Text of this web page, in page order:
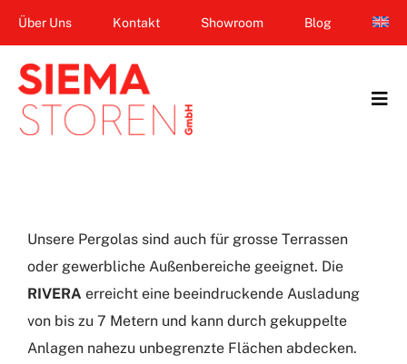
Zum
springen
Über Uns Kontakt Showroom Blog
Balkon & Loggia
Dienstleistungen
Unsere Pergolas sind auch für grosse Terrassen
oder gewerbliche Außenbereiche geeignet. Die
RIVERA erreicht eine beeindruckende Ausladung
von bis zu 7 Metern und kann durch gekuppelte
Anlagen nahezu unbegrenzte Flächen abdecken.